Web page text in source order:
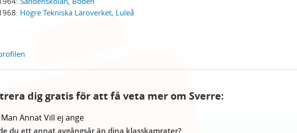
Högre Tekniska Läroverket, Luleå
dig gratis för att få veta mer om Sverre:
Man AnnatVill ej ange
du ett annat avgångsår än dina klasskamrater?